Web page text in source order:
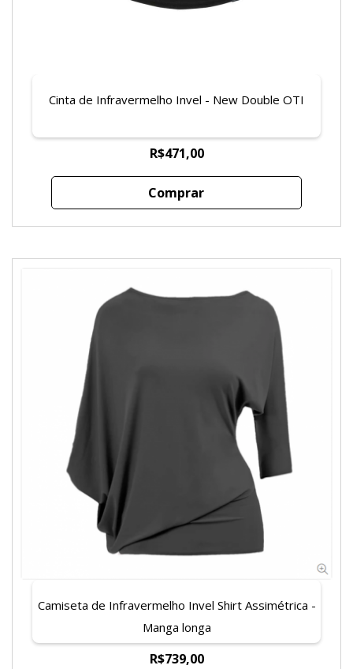
Cinta de Infravermelho Invel - New Double OTI
R$471,00
Comprar
Camiseta de Infravermelho Invel Shirt Assimétrica -
Manga longa
R$739,00